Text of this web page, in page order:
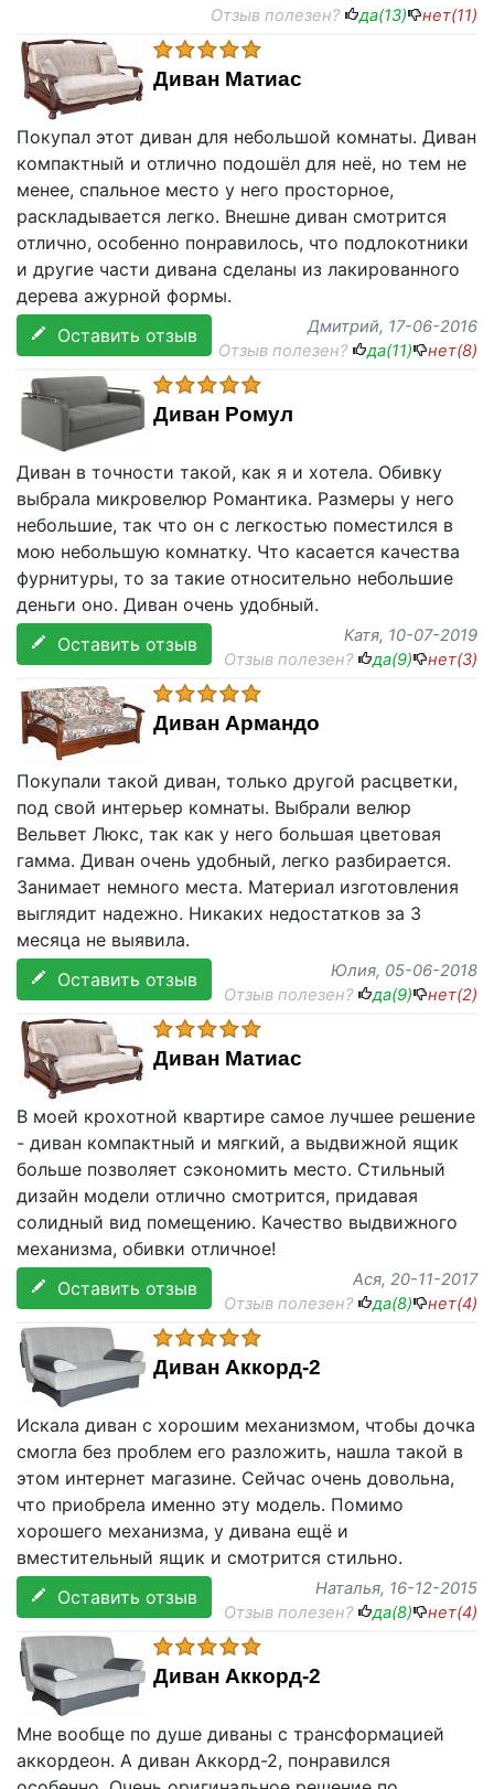
Отзыв полезен?
да(13) нет(11)
Диван Матиас
Покупал этот диван для небольшой комнаты. Диван
компактный и отлично подошёл для неё, но тем не
менее, спальное место у него просторное,
раскладывается легко. Внешне диван смотрится
отлично, особенно понравилось, что подлокотники
и другие части дивана сделаны из лакированного
дерева ажурной формы.
Оставить отзыв
Дмитрий, 17-06-2016
Отзыв полезен?
да(11) нет(8)
Диван Ромул
Диван в точности такой, как я и хотела. Обивку
выбрала микровелюр Романтика. Размеры у него
небольшие, так что он с легкостью поместился в
мою небольшую комнатку. Что касается качества
фурнитуры, то за такие относительно небольшие
деньги оно. Диван очень удобный.
Оставить отзыв
Катя, 10-07-2019
Отзыв полезен?
да(9) нет(3)
Диван Армандо
Покупали такой диван, только другой расцветки,
под свой интерьер комнаты. Выбрали велюр
Вельвет Люкс, так как у него большая цветовая
гамма. Диван очень удобный, легко разбирается.
Занимает немного места. Материал изготовления
выглядит надежно. Никаких недостатков за 3
месяца не выявила.
Оставить отзыв
Юлия, 05-06-2018
Отзыв полезен?
да(9) нет(2)
Диван Матиас
В моей крохотной квартире самое лучшее решение
- диван компактный и мягкий, а выдвижной ящик
больше позволяет сэкономить место. Стильный
дизайн модели отлично смотрится, придавая
солидный вид помещению. Качество выдвижного
механизма, обивки отличное!
Оставить отзыв
Ася, 20-11-2017
Отзыв полезен?
да(8) нет(4)
Диван Аккорд-2
Искала диван с хорошим механизмом, чтобы дочка
смогла без проблем его разложить, нашла такой в
этом интернет магазине. Сейчас очень довольна,
что приобрела именно эту модель. Помимо
хорошего механизма, у дивана ещё и
вместительный ящик и смотрится стильно.
Оставить отзыв
Наталья, 16-12-2015
Отзыв полезен?
да(8) нет(4)
Диван Аккорд-2
Мне вообще по душе диваны с трансформацией
аккордеон. А диван Аккорд-2, понравился